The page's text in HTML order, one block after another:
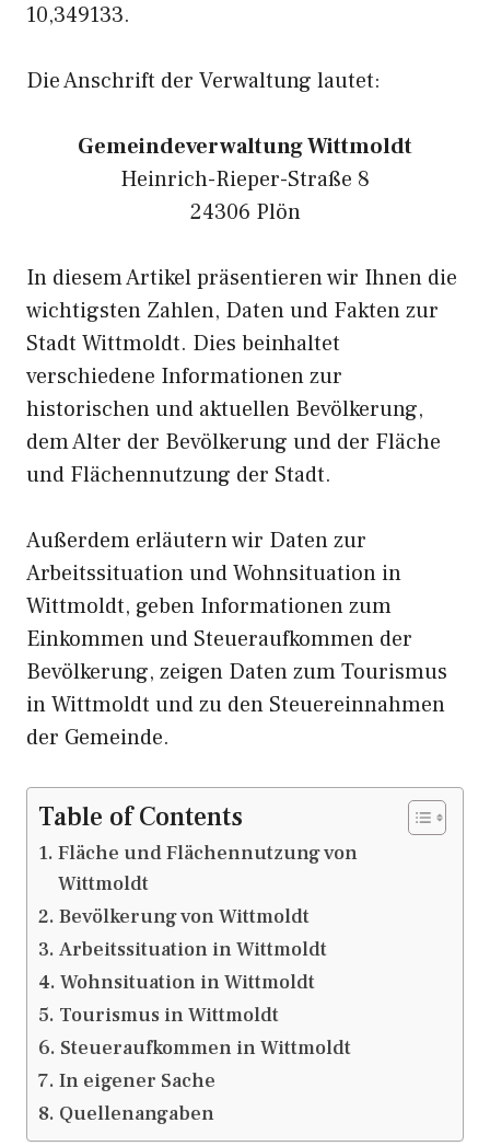
10,349133.
Die Anschrift der Verwaltung lautet:
Gemeindeverwaltung Wittmoldt
Heinrich-Rieper-Straße 8
24306 Plön
In diesem Artikel präsentieren wir Ihnen die
wichtigsten Zahlen, Daten und Fakten zur
Stadt Wittmoldt. Dies beinhaltet
verschiedene Informationen zur
historischen und aktuellen Bevölkerung,
dem Alter der Bevölkerung und der Fläche
und Flächennutzung der Stadt.
Außerdem erläutern wir Daten zur
Arbeitssituation und Wohnsituation in
Wittmoldt, geben Informationen zum
Einkommen und Steueraufkommen der
Bevölkerung, zeigen Daten zum Tourismus
in Wittmoldt und zu den Steuereinnahmen
der Gemeinde.
Table of Contents
Fläche und Flächennutzung von
Wittmoldt
Bevölkerung von Wittmoldt
Arbeitssituation in Wittmoldt
Wohnsituation in Wittmoldt
Tourismus in Wittmoldt
Steueraufkommen in Wittmoldt
In eigener Sache
Quellenangaben